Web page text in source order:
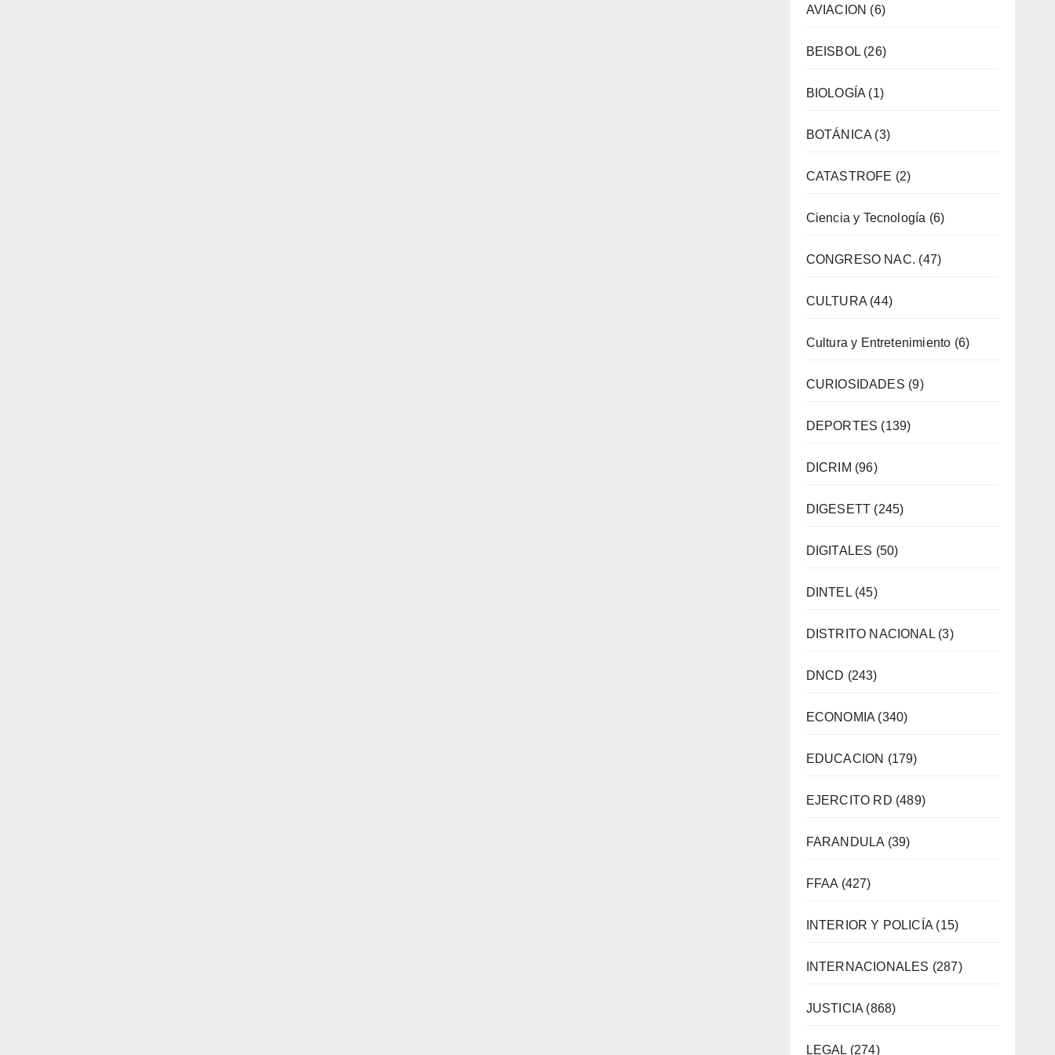
AVIACION (6)
BEISBOL(26)
BIOLOGÍA (1)
BOTÁNICA (3)
CATASTROFE (2)
Ciencia y Tecnología (6)
CONGRESO NAC. (47)
CULTURA(44)
Cultura y Entretenimiento (6)
CURIOSIDADES (9)
DEPORTES (139)
DICRIM (96)
DIGESETT (245)
DIGITALES (50)
DINTEL(45)
DISTRITO NACIONAL(3)
DNCD (243)
ECONOMIA (340)
EDUCACION (179)
EJERCITO RD (489)
FARANDULA (39)
FFAA (427)
INTERIOR Y POLICÍA (15)
INTERNACIONALES (287)
JUSTICIA (868)
LEGAL (274)